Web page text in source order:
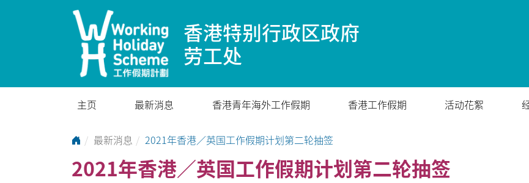
香港特别行政区政府
劳工处
主页 最新消息 香港青年海外工作假期 香港工作假期 活动花絮
Go to Home Page
最新消息 2021年香港／英国工作假期计划第二轮抽签
2021年香港／英国工作假期计划第二轮抽签